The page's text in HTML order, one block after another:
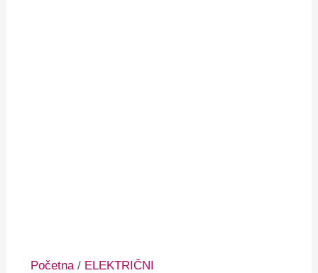
Početna / ELEKTRIČNI